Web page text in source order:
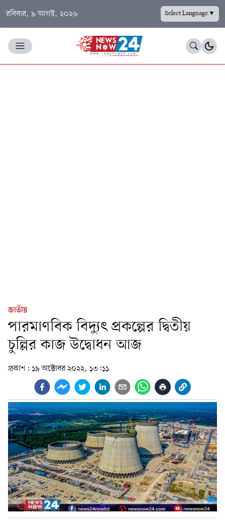
রবিবার, ৯ আগস্ট, ২০২৬ Select Language▼
জাতীয়
পারমাণবিক বিদ্যুৎ প্রকল্পের দ্বিতীয়
চুল্লির কাজ উদ্বোধন আজ
প্রকাশ: ১৯ অক্টোবর ২০২২, ১৩:১১